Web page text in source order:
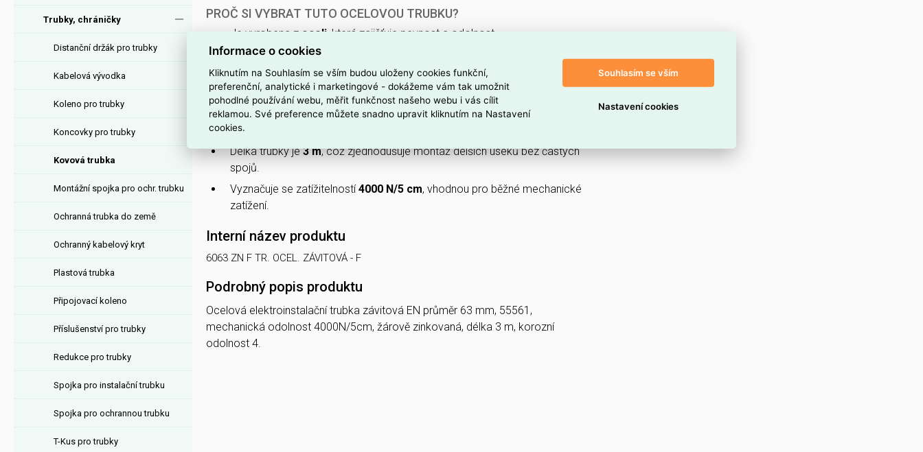
Trubky, chráničky
Distanční držák pro trubky
Kabelová vývodka
Koleno pro trubky
Koncovky pro trubky
Kovová trubka
Montážní spojka pro ochr. trubku
Ochranná trubka do země
Ochranný kabelový kryt
Plastová trubka
Připojovací koleno
Příslušenství pro trubky
Redukce pro trubky
Spojka pro instalační trubku
Spojka pro ochrannou trubku
T-Kus pro trubky
PROČ SI VYBRAT TUTO OCELOVOU TRUBKU?
Je vyrobena z oceli , která zajišťuje pevnost a odolnost.
Má vnější průměr63 mm
aplikace.
V provedenítuhé se závitem, což umožňuje spolehlivé závitové spoje.
Ježárově zinkovanápro ochranu proti korozi při venkovním i vnitřním
použití.
Délka trubky je3 m, což zjednodušuje montáž delších úseků bez častých
spojů.
Vyznačuje se zatížitelností4000 N/5 cm, vhodnou pro běžné mechanické
zatížení.
Interní název produktu
6063 ZN F TR. OCEL. ZÁVITOVÁ - F
Podrobný popis produktu
Ocelová elektroinstalační trubka závitová EN průměr 63 mm, 55561,
mechanická odolnost 4000N/5cm, žárově zinkovaná, délka 3 m, korozní
odolnost 4.
Informace o cookies
Kliknutím na Souhlasím se vším budou uloženy cookies funkční,
preferenční, analytické i marketingové - dokážeme vám tak umožnit
pohodlné používání webu, měřit funkčnost našeho webu i vás cílit
reklamou. Své preference můžete snadno upravit kliknutím na Nastavení
cookies.
Souhlasím se vším
Nastavení cookies